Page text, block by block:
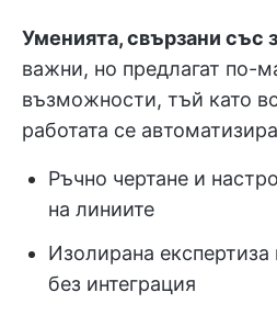
Уменията, свързани със
важни, но предлагат по-
възможности, тъй като
работата се
Ръчно чертане и
на линиите
Изолирана
без интеграция